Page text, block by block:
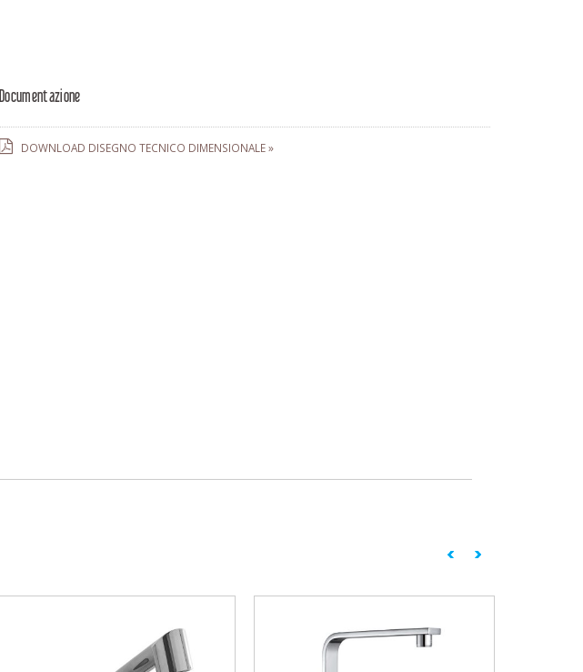
Documentazione
DOWNLOAD DISEGNO TECNICO DIMENSIONALE »